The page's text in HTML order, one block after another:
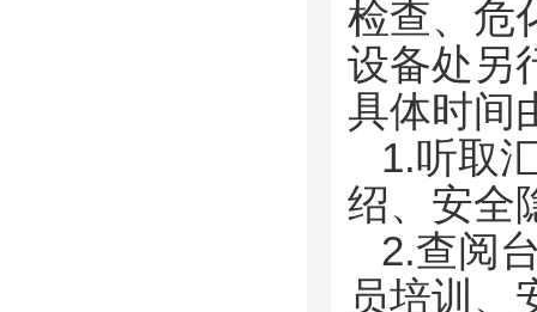
检查、危
设备处另
具体时间
1.听取
绍、安全
2.查阅
员培训、